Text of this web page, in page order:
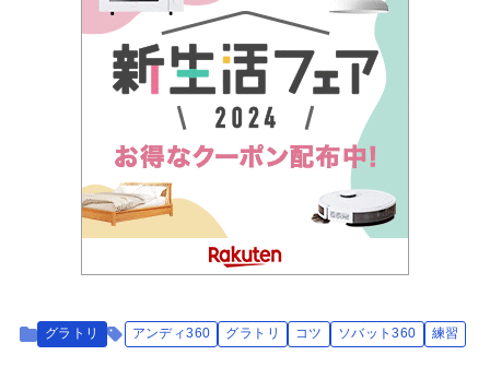
グラトリ アンディ360 グラトリ コツ ソバット360 練習